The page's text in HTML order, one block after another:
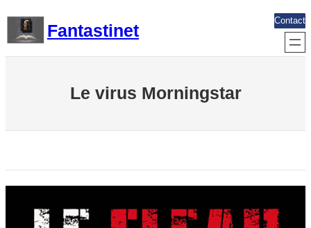
contenu
Fantastinet
Contact
Le virus Morningstar